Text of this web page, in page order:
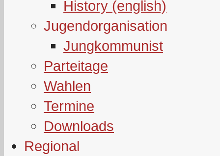
History (english)
Jugendorganisation
Jungkommunist
Parteitage
Wahlen
Termine
Downloads
Regional